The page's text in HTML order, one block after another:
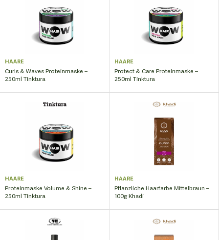
HAARE
Curls & Waves Proteinmaske –
250ml Tinktura
HAARE
Protect & Care Proteinmaske –
250ml Tinktura
HAARE
Proteinmaske Volume & Shine –
250ml Tinktura
HAARE
Pflanzliche Haarfarbe Mittelbraun –
100g Khadi